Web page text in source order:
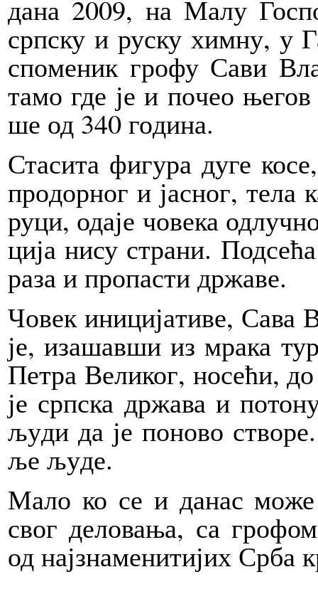
да­на 2009, на Ма­лу
срп­ску и ру­ску хим­ну, у
спо­ме­ник гро­фу Са­ви
та­мо где је и по­чео
ше од 340 го­ди­на.
Ста­си­та фи­гу­ра ду­ге
про­дор­ног и ја­сног, те­ла
ру­ци, ода­је чо­ве­ка
ци­ја ни­су стра­ни.
ра­за и про­па­сти др­жа­ве.
Чо­век ини­ци­ја­ти­ве, Са­ва
је, иза­шав­ши из мра­ка
Пе­тра Ве­ли­ког, но­се­ћи,
је срп­ска др­жа­ва и
љу­ди да је по­но­во
ље љу­де.
Ма­ло ко се и да­нас мо­же
свог де­ло­ва­ња, са
од нај­зна­ме­ни­ти­јих